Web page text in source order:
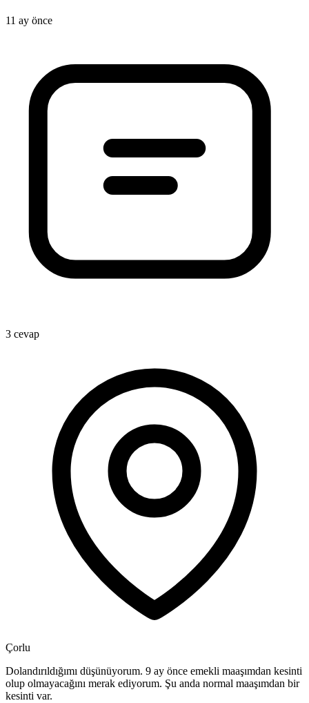
11 ay önce
3 cevap
Çorlu
Dolandırıldığımı düşünüyorum. 9 ay önce emekli maaşımdan kesinti
olup olmayacağını merak ediyorum. Şu anda normal maaşımdan bir
kesinti var.